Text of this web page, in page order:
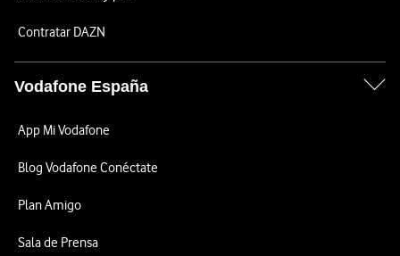
Contratar DAZN
Vodafone España
App Mi Vodafone
Blog Vodafone Conéctate
Plan Amigo
Sala de Prensa